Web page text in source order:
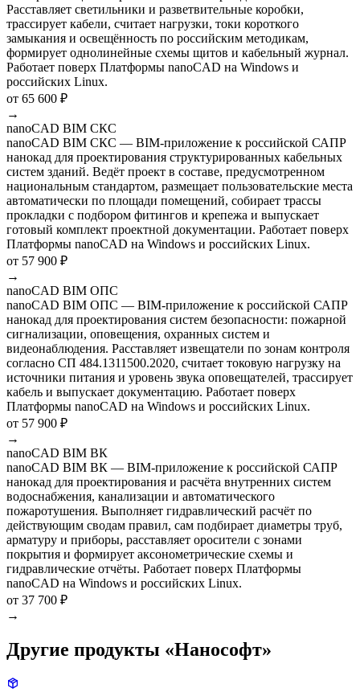
Расставляет светильники и разветвительные коробки,
трассирует кабели, считает нагрузки, токи короткого
замыкания и освещённость по российским методикам,
формирует однолинейные схемы щитов и кабельный журнал.
Работает поверх Платформы nanoCAD на Windows и
российских Linux.
от 65 600 ₽
→
nanoCAD BIM СКС
nanoCAD BIM СКС — BIM-приложение к российской САПР
нанокад для проектирования структурированных кабельных
систем зданий. Ведёт проект в составе, предусмотренном
национальным стандартом, размещает пользовательские места
автоматически по площади помещений, собирает трассы
прокладки с подбором фитингов и крепежа и выпускает
готовый комплект проектной документации. Работает поверх
Платформы nanoCAD на Windows и российских Linux.
от 57 900 ₽
→
nanoCAD BIM ОПС
nanoCAD BIM ОПС — BIM-приложение к российской САПР
нанокад для проектирования систем безопасности: пожарной
сигнализации, оповещения, охранных систем и
видеонаблюдения. Расставляет извещатели по зонам контроля
согласно СП 484.1311500.2020, считает токовую нагрузку на
источники питания и уровень звука оповещателей, трассирует
кабель и выпускает документацию. Работает поверх
Платформы nanoCAD на Windows и российских Linux.
от 57 900 ₽
→
nanoCAD BIM ВК
nanoCAD BIM ВК — BIM-приложение к российской САПР
нанокад для проектирования и расчёта внутренних систем
водоснабжения, канализации и автоматического
пожаротушения. Выполняет гидравлический расчёт по
действующим сводам правил, сам подбирает диаметры труб,
арматуру и приборы, расставляет оросители с зонами
покрытия и формирует аксонометрические схемы и
гидравлические отчёты. Работает поверх Платформы
nanoCAD на Windows и российских Linux.
от 37 700 ₽
→
Другие продукты «Нанософт»